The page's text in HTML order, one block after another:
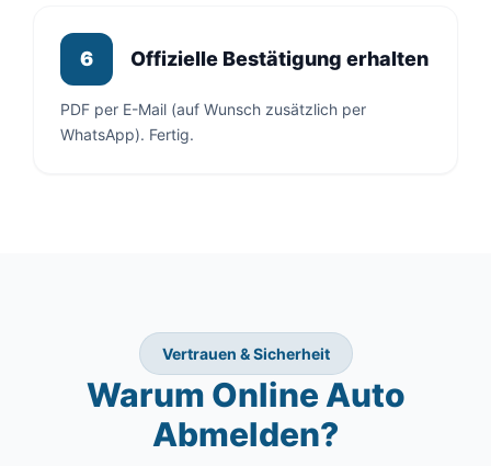
6 Offizielle Bestätigung erhalten
PDF per E-Mail (auf Wunsch zusätzlich per
WhatsApp). Fertig.
Vertrauen & Sicherheit
Warum Online Auto
Abmelden?